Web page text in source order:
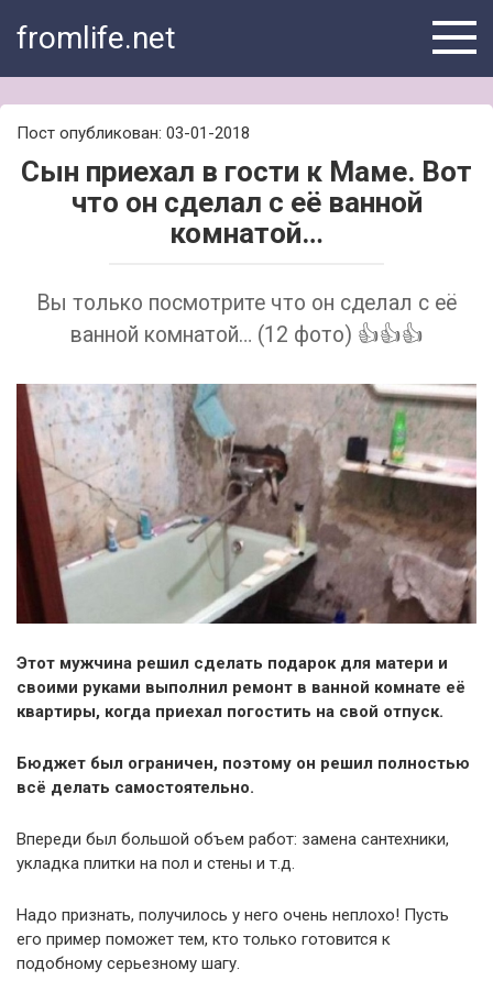
fromlife.net
Пост опубликован: 03-01-2018
Сын приехал в гости к Маме. Вот
что он сделал с её ванной
комнатой…
Вы только посмотрите что он сделал с её
ванной комнатой… (12 фото) 👍👍👍
Этот мужчина решил сделать подарок для матери и
своими руками выполнил ремонт в ванной комнате её
квартиры, когда приехал погостить на свой отпуск.
Бюджет был ограничен, поэтому он решил полностью
всё делать самостоятельно.
Впереди был большой объем работ: замена сантехники,
укладка плитки на пол и стены и т.д.
Надо признать, получилось у него очень неплохо! Пусть
его пример поможет тем, кто только готовится к
подобному серьезному шагу.